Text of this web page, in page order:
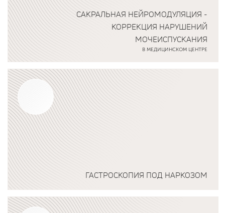
САКРАЛЬНАЯ НЕЙРОМОДУЛЯЦИЯ -
КОРРЕКЦИЯ НАРУШЕНИЙ
МОЧЕИСПУСКАНИЯ
В МЕДИЦИНСКОМ ЦЕНТРЕ
Подробнее о программе
ГАСТРОСКОПИЯ ПОД НАРКОЗОМ
Подробнее о программе